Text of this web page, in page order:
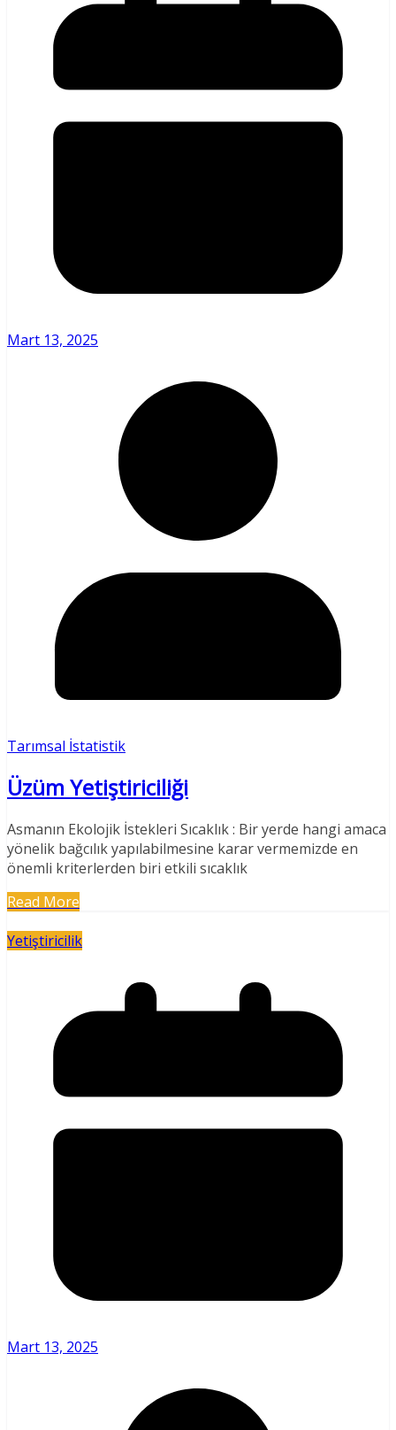
Mart 13, 2025
Tarımsal İstatistik
Üzüm Yetiştiriciliği
Asmanın Ekolojik İstekleri Sıcaklık : Bir yerde hangi amaca
yönelik bağcılık yapılabilmesine karar vermemizde en
önemli kriterlerden biri etkili sıcaklık
Read More
Yetiştiricilik
Mart 13, 2025